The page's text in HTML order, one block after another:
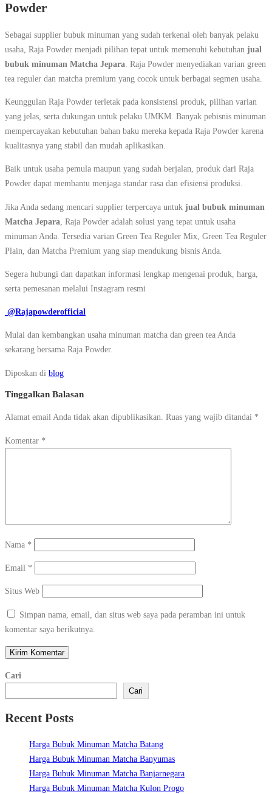
Powder
Sebagai supplier bubuk minuman yang sudah terkenal oleh banyak pelaku
usaha, Raja Powder menjadi pilihan tepat untuk memenuhi kebutuhan jual
bubuk minuman Matcha Jepara . Raja Powder menyediakan varian green
tea reguler dan matcha premium yang cocok untuk berbagai segmen usaha.
Keunggulan Raja Powder terletak pada konsistensi produk, pilihan varian
yang jelas, serta dukungan untuk pelaku UMKM. Banyak pebisnis minuman
mempercayakan kebutuhan bahan baku mereka kepada Raja Powder karena
kualitasnya yang stabil dan mudah aplikasikan.
Baik untuk usaha pemula maupun yang sudah berjalan, produk dari Raja
Powder dapat membantu menjaga standar rasa dan efisiensi produksi.
Jika Anda sedang mencari supplier terpercaya untuk jual bubuk minuman
Matcha Jepara , Raja Powder adalah solusi yang tepat untuk usaha
minuman Anda. Tersedia varian Green Tea Reguler Mix, Green Tea Reguler
Plain, dan Matcha Premium yang siap mendukung bisnis Anda.
Segera hubungi dan dapatkan informasi lengkap mengenai produk, harga,
serta pemesanan melalui Instagram resmi
@Rajapowderofficial
Mulai dan kembangkan usaha minuman matcha dan green tea Anda
sekarang bersama Raja Powder.
Diposkan di blog
Tinggalkan Balasan
Alamat email Anda tidak akan dipublikasikan. Ruas yang wajib ditandai *
Komentar *
Nama *
Email *
Situs Web
Simpan nama, email, dan situs web saya pada peramban ini untuk
komentar saya berikutnya.
Cari
Cari
Recent Posts
Harga Bubuk Minuman Matcha Batang
Harga Bubuk Minuman Matcha Banyumas
Harga Bubuk Minuman Matcha Banjarnegara
Harga Bubuk Minuman Matcha Kulon Progo